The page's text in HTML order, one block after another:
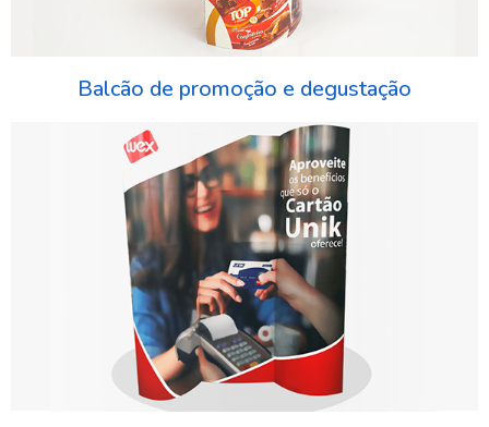
Balcão de promoção e degustação